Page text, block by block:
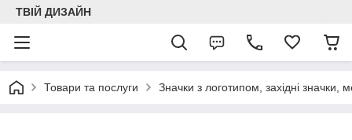
ТВІЙ ДИЗАЙН
Товари та послуги Значки з логотипом, західні значки,